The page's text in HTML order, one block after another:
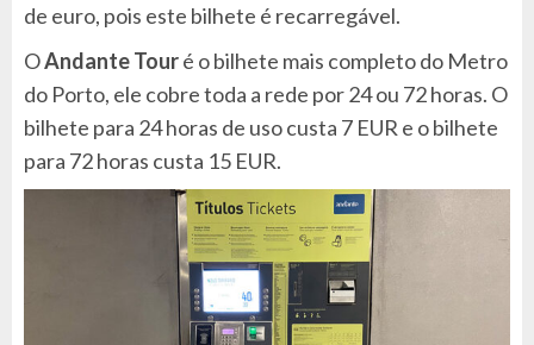
de euro, pois este bilhete é recarregável.
OAndante Touré o bilhete mais completo do Metro
do Porto, ele cobre toda a rede por 24 ou 72 horas. O
bilhete para 24 horas de uso custa 7 EUR e o bilhete
para 72 horas custa 15 EUR.